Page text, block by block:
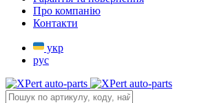
Про компанію
Контакти
укр
рус